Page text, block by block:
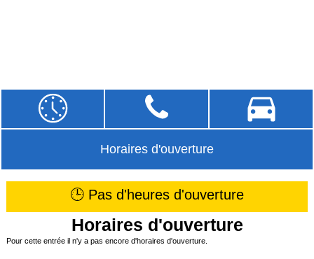
Horaires d'ouverture
🕒 Pas d'heures d'ouverture
Horaires d'ouverture
Pour cette entrée il n'y a pas encore d'horaires d'ouverture.